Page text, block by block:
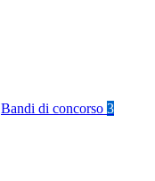
Bandi di concorso 3